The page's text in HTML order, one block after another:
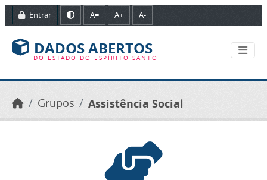
Ir para o conteúdo principal
Entrar A= A+ A-
DADOS ABERTOS
DO ESTADO DO ESPÍRITO SANTO
Grupos Assistência Social